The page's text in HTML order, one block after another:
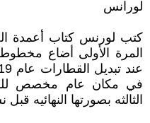
لورانس
المرة الأولى أضاع
في مكان عام مخصص
الثالثه بصورتها النهائيه